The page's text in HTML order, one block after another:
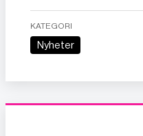
KATEGORI
Nyheter